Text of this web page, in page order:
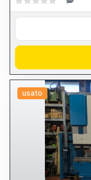
usato